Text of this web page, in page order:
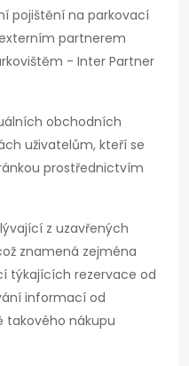
pojištění na parkovací
partnerem
- Inter Partner
obchodních
uživatelům, kteří se
prostřednictvím
z uzavřených
znamená zejména
týkajících rezervace od
informací od
takového nákupu